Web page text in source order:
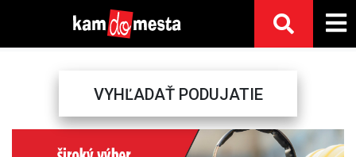
VYHĽADAŤ PODUJATIE